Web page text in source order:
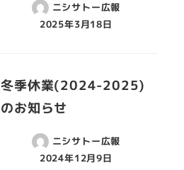
ニシサトー広報
2025年3月18日
冬季休業(2024-2025)
のお知らせ
ニシサトー広報
2024年12月9日